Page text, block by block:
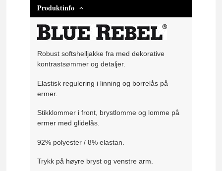
Produktinfo
Robust softshelljakke fra med dekorative
kontrastsømmer og detaljer.
Elastisk regulering i linning og borrelås på
ermer.
Stikklommer i front, brystlomme og lomme på
ermer med glidelås.
92% polyester / 8% elastan.
Trykk på høyre bryst og venstre arm.